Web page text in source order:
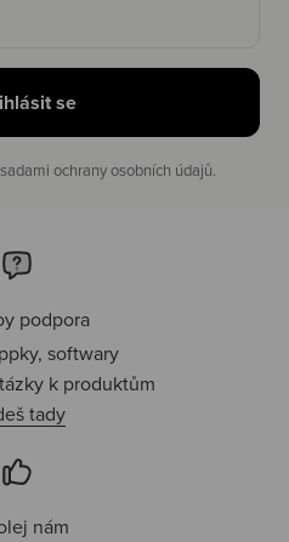
se
ochrany osobních údajů.
podpora
softwary
k produktům
tady
nám